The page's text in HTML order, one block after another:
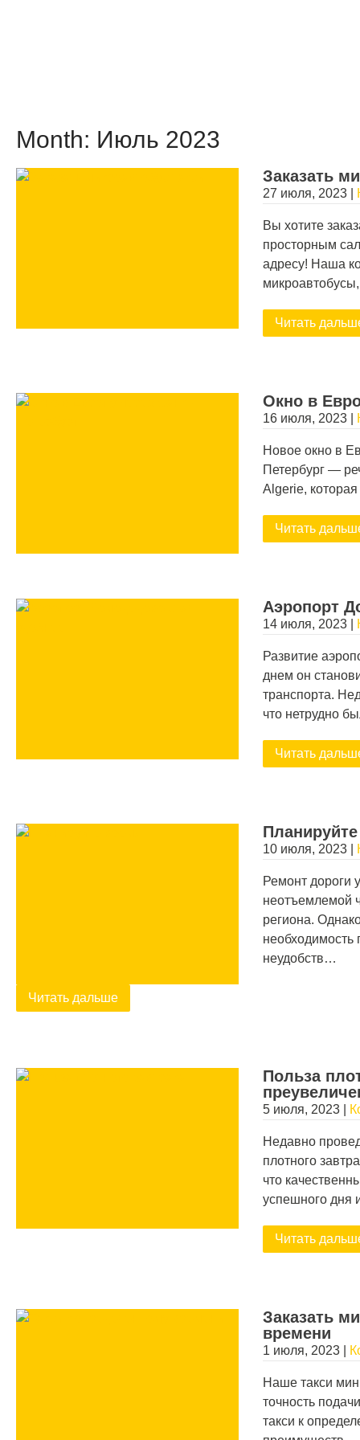
Month: Июль 2023
Заказать
27 июля, 2023|
Вы хотите
просторным
адресу! Наша
Читать
Окно в
16 июля, 2023|
Новое окно в
Петербург —
Algerie,
Читать
Аэропорт
14 июля, 2023|
Развитие
днем он
транспорта.
что нетрудно
Читать
10 июля, 2023|
Ремонт дороги
неотъемлемой
региона.
необходимость
неудобств…
Читать дальше
Польза
5 июля, 2023|
Недавно
плотного
что
успешного дня
Читать
Заказать
времени
1 июля, 2023|
Наше такси
точность
такси к